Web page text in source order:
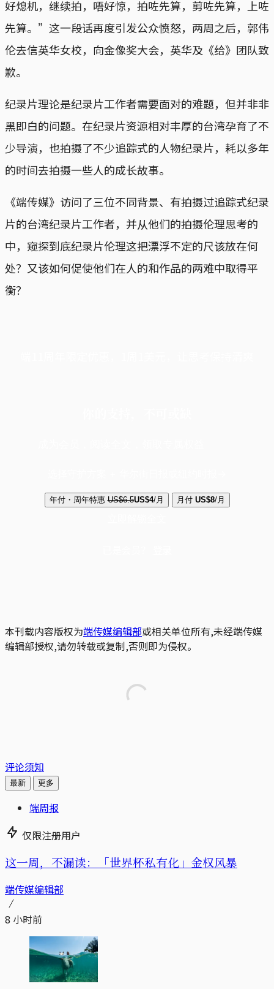
好熄机，继续拍，唔好惊，拍咗先算，剪咗先算，上咗
先算。”这一段话再度引发公众愤怒，两周之后，郭伟
伦去信英华女校，向金像奖大会，英华及《给》团队致
歉。
纪录片理论是纪录片工作者需要面对的难题，但并非非
黑即白的问题。在纪录片资源相对丰厚的台湾孕育了不
少导演，也拍摄了不少追踪式的人物纪录片，耗以多年
的时间去拍摄一些人的成长故事。
《端传媒》访问了三位不同背景、有拍摄过追踪式纪录
片的台湾纪录片工作者，并从他们的拍摄伦理思考的
中，窥探到底纪录片伦理这把漂浮不定的尺该放在何
处？又该如何促使他们在人的和作品的两难中取得平
衡？
年付・周年特惠 US$6.5US$4/月 月付 US$8/月
本刊载内容版权为端传媒编辑部或相关单位所有,未经端传媒
编辑部授权,请勿转载或复制,否则即为侵权。
评论须知
最新 更多
端周报
仅限注册用户
这一周，不漏读：「世界杯私有化」金权风暴
端传媒编辑部
8 小时前